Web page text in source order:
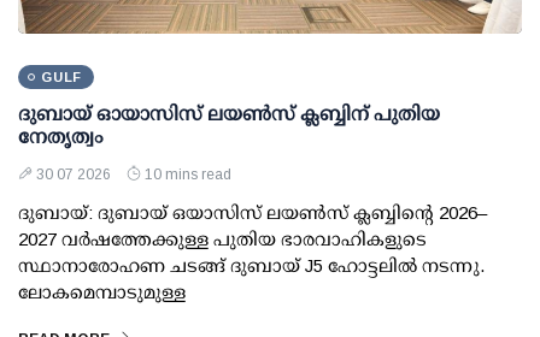
GULF
ദുബായ് ഓയാസിസ് ലയൺസ് ക്ലബ്ബിന് പുതിയ
നേതൃത്വം
30 07 2026 10 mins read
ദുബായ്: ദുബായ് ഒയാസിസ് ലയൺസ് ക്ലബ്ബിന്റെ 2026–
2027 വർഷത്തേക്കുള്ള പുതിയ ഭാരവാഹികളുടെ
സ്ഥാനാരോഹണ ചടങ്ങ് ദുബായ് J5 ഹോട്ടലിൽ നടന്നു.
ലോകമെമ്പാടുമുള്ള